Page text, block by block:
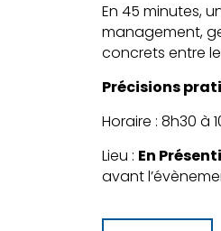
En 45 minutes,
management,
concrets entre
Précisions
Horaire : 8h30 à
Lieu : En
avant